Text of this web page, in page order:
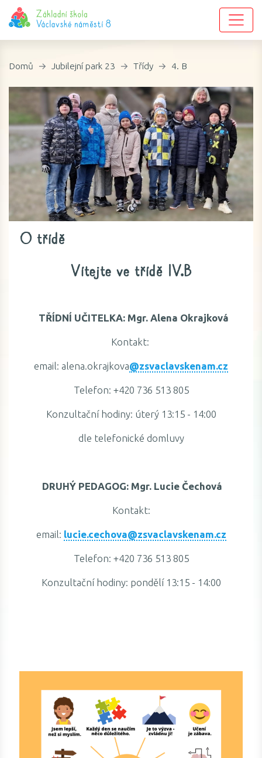
Domů Jubilejní park 23 Třídy 4. B
O třídě
Vítejte ve třídě IV.B
TŘÍDNÍ UČITELKA: Mgr. Alena Okrajková
Kontakt:
email: alena.okrajkova@zsvaclavskenam.cz
Telefon: +420 736 513 805
Konzultační hodiny: úterý 13:15 - 14:00
dle telefonické domluvy
DRUHÝ PEDAGOG: Mgr. Lucie Čechová
Kontakt:
email: lucie.cechova@zsvaclavskenam.cz
Telefon: +420 736 513 805
Konzultační hodiny: pondělí 13:15 - 14:00